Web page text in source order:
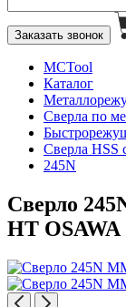
Заказать звонок
MCTool
Каталог
Сверла по
Сверла HSS
245N
Сверло
HT OSAWA